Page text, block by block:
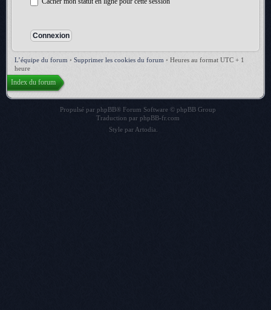
L’équipe du forum • Supprimer les cookies du forum • Heures au format UTC + 1
heure
Index du forum
Propulsé par phpBB® Forum Software © phpBB Group
Traduction par phpBB-fr.com
Style par Artodia